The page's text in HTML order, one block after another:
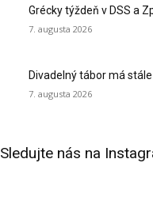
Grécky týždeň v DSS a
7. augusta 2026
Divadelný tábor má
7. augusta 2026
Sledujte nás na